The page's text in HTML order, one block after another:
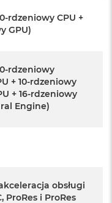
rdzeniowy CPU +
GPU)
rdzeniowy
+ 10-rdzeniowy
+ 16-rdzeniowy
Engine)
obsługi
ProRes i ProRes